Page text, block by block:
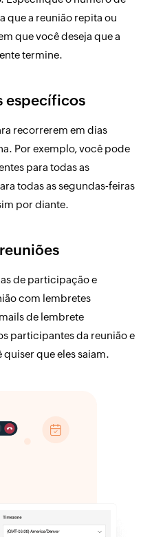
que a reunião repita ou
que você deseja que a
termine.
específicos
recorrerem em dias
Por exemplo, você pode
para todas as
todas as segundas-feiras
por diante.
de participação e
com lembretes
de lembrete
participantes da reunião e
que eles saiam.